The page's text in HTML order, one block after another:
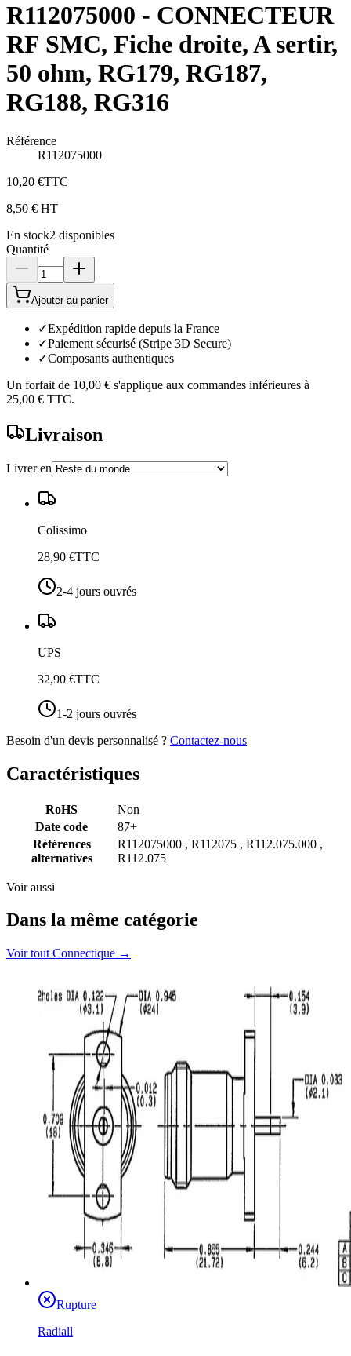
R112075000 - CONNECTEUR
RF SMC, Fiche droite, A sertir,
50 ohm, RG179, RG187,
RG188, RG316
Référence
R112075000
10,20 €TTC
8,50 € HT
En stock2 disponibles
Quantité
Ajouter au panier
✓Expédition rapide depuis la France
✓Paiement sécurisé (Stripe 3D Secure)
✓Composants authentiques
Un forfait de 10,00 € s'applique aux commandes inférieures à
25,00 € TTC.
Livraison
Livrer en
Colissimo
28,90 €TTC
2-4 jours ouvrés
UPS
32,90 €TTC
1-2 jours ouvrés
Besoin d'un devis personnalisé ? Contactez-nous
Caractéristiques
RoHS
Non
Date code
87+
Références
alternatives
R112075000 , R112075 , R112.075.000 ,
R112.075
Voir aussi
Dans la même catégorie
Voir tout Connectique →
Rupture
Radiall